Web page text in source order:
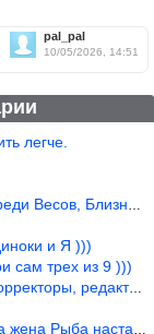
pal_pal
10/05/2026, 14:51
легче.
Близнецов встреч
и Я )))
сам трех из 9 )))
редакторы пропус
Рыба наставила ))